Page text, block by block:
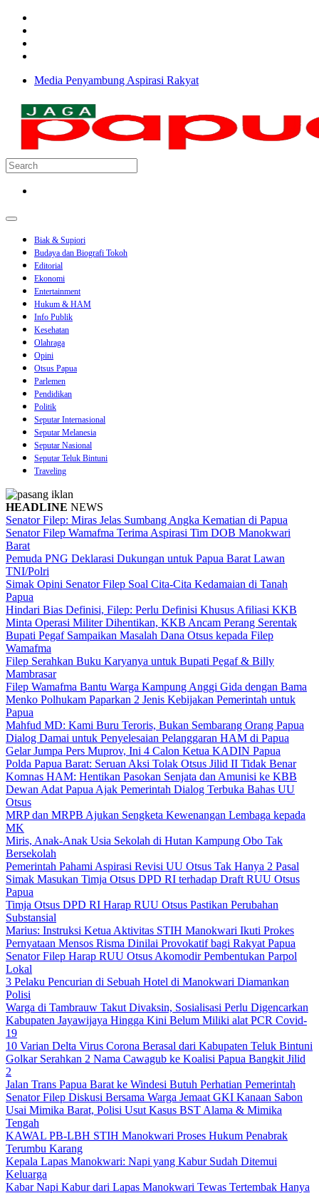
Media Penyambung Aspirasi Rakyat
Biak & Supiori
Budaya dan Biografi Tokoh
Editorial
Ekonomi
Entertainment
Hukum & HAM
Info Publik
Kesehatan
Olahraga
Opini
Otsus Papua
Parlemen
Pendidikan
Politik
Seputar Internasional
Seputar Melanesia
Seputar Nasional
Seputar Teluk Bintuni
Traveling
HEADLINE NEWS
Senator Filep: Miras Jelas Sumbang Angka Kematian di Papua
Senator Filep Wamafma Terima Aspirasi Tim DOB Manokwari
Barat
Pemuda PNG Deklarasi Dukungan untuk Papua Barat Lawan
TNI/Polri
Simak Opini Senator Filep Soal Cita-Cita Kedamaian di Tanah
Papua
Hindari Bias Definisi, Filep: Perlu Definisi Khusus Afiliasi KKB
Minta Operasi Militer Dihentikan, KKB Ancam Perang Serentak
Bupati Pegaf Sampaikan Masalah Dana Otsus kepada Filep
Wamafma
Filep Serahkan Buku Karyanya untuk Bupati Pegaf & Billy
Mambrasar
Filep Wamafma Bantu Warga Kampung Anggi Gida dengan Bama
Menko Polhukam Paparkan 2 Jenis Kebijakan Pemerintah untuk
Papua
Mahfud MD: Kami Buru Teroris, Bukan Sembarang Orang Papua
Dialog Damai untuk Penyelesaian Pelanggaran HAM di Papua
Gelar Jumpa Pers Muprov, Ini 4 Calon Ketua KADIN Papua
Polda Papua Barat: Seruan Aksi Tolak Otsus Jilid II Tidak Benar
Komnas HAM: Hentikan Pasokan Senjata dan Amunisi ke KBB
Dewan Adat Papua Ajak Pemerintah Dialog Terbuka Bahas UU
Otsus
MRP dan MRPB Ajukan Sengketa Kewenangan Lembaga kepada
MK
Miris, Anak-Anak Usia Sekolah di Hutan Kampung Obo Tak
Bersekolah
Pemerintah Pahami Aspirasi Revisi UU Otsus Tak Hanya 2 Pasal
Simak Masukan Timja Otsus DPD RI terhadap Draft RUU Otsus
Papua
Timja Otsus DPD RI Harap RUU Otsus Pastikan Perubahan
Substansial
Marius: Instruksi Ketua Aktivitas STIH Manokwari Ikuti Prokes
Pernyataan Mensos Risma Dinilai Provokatif bagi Rakyat Papua
Senator Filep Harap RUU Otsus Akomodir Pembentukan Parpol
Lokal
3 Pelaku Pencurian di Sebuah Hotel di Manokwari Diamankan
Polisi
Warga di Tambrauw Takut Divaksin, Sosialisasi Perlu Digencarkan
Kabupaten Jayawijaya Hingga Kini Belum Miliki alat PCR Covid-
19
10 Varian Delta Virus Corona Berasal dari Kabupaten Teluk Bintuni
Golkar Serahkan 2 Nama Cawagub ke Koalisi Papua Bangkit Jilid
2
Jalan Trans Papua Barat ke Windesi Butuh Perhatian Pemerintah
Senator Filep Diskusi Bersama Warga Jemaat GKI Kanaan Sabon
Usai Mimika Barat, Polisi Usut Kasus BST Alama & Mimika
Tengah
KAWAL PB-LBH STIH Manokwari Proses Hukum Penabrak
Terumbu Karang
Kepala Lapas Manokwari: Napi yang Kabur Sudah Ditemui
Keluarga
Kabar Napi Kabur dari Lapas Manokwari Tewas Tertembak Hanya